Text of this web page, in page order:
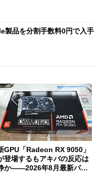
製品を分割手数料0円で入手
GPU「Radeon RX 9050」
登場するもアキバの反応は
か――2026年8月最新パー